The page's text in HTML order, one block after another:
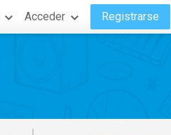
Acceder Registrarse